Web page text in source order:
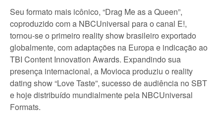
Seu formato mais icônico, “Drag Me as a Queen”,
coproduzido com a NBCUniversal para o canal E!,
tornou-se o primeiro reality show brasileiro exportado
globalmente, com adaptações na Europa e indicação ao
TBI Content Innovation Awards. Expandindo sua
presença internacional, a Movioca produziu o reality
dating show “Love Taste”, sucesso de audiência no SBT
e hoje distribuído mundialmente pela NBCUniversal
Formats.